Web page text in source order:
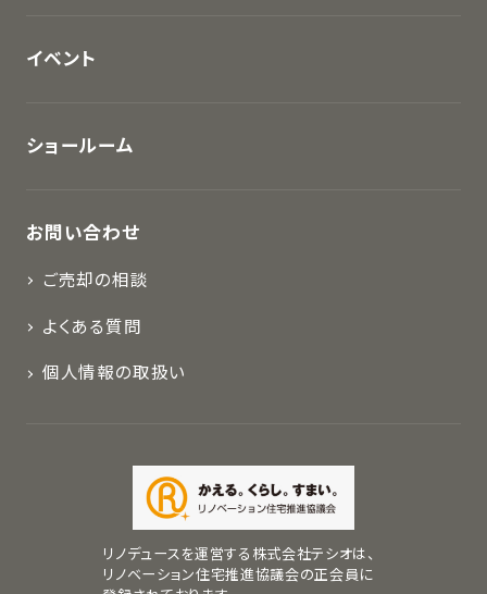
イベント
ショールーム
お問い合わせ
ご売却の相談
よくある質問
個人情報の取扱い
リノデュースを運営する株式会社テシオは、
リノベーション住宅推進協議会の正会員に